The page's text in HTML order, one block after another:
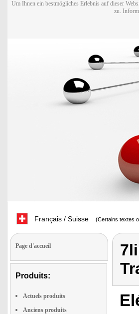
Um Ihnen ein bestmögliches Erlebnis auf dieser
zu.
Français / Suisse (Certains textes
Page d'accueil
Produits:
Actuels produits
Anciens produits